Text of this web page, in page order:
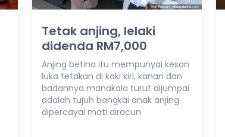
Tetak anjing, lelaki
didenda RM7,000
Anjing betina itu mempunyai kesan
luka tetakan di kaki kiri, kanan dan
badannya manakala turut dijumpai
adalah tujuh bangkai anak anjing
dipercayai mati diracun.